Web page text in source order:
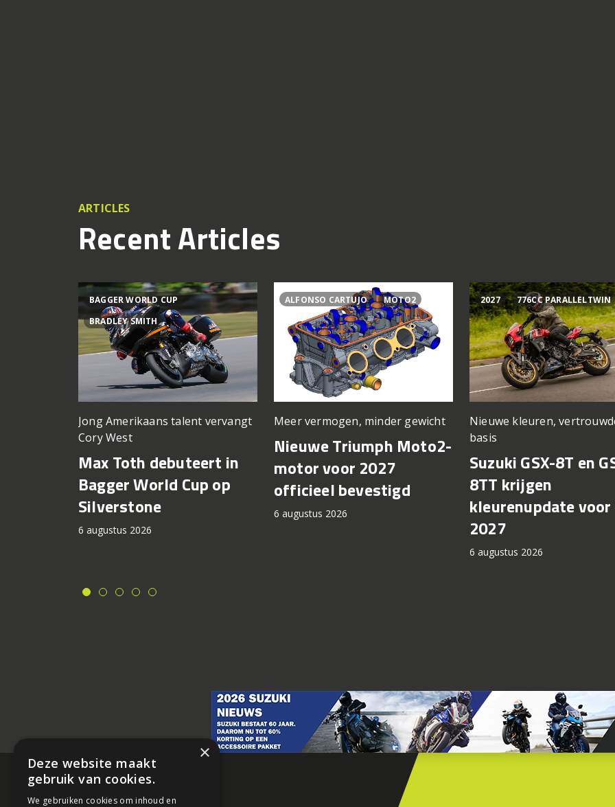
ARTICLES
Recent Articles
BAGGER WORLD CUP
BRADLEY SMITH
Jong Amerikaans talent vervangt
Cory West
Max Toth debuteert in
Bagger World Cup op
Silverstone
6 augustus 2026
ALFONSO CARTUJO MOTO2
Meer vermogen, minder gewicht
Nieuwe Triumph Moto2-
motor voor 2027
officieel bevestigd
6 augustus 2026
2027 776CC PARALLELTWIN
Nieuwe kleuren,
basis
Suzuki GSX-8T en
8TT krijgen
kleurenupdate voor
2027
6 augustus 2026
×
Deze website maakt
gebruik van cookies.
We gebruiken cookies om inhoud en